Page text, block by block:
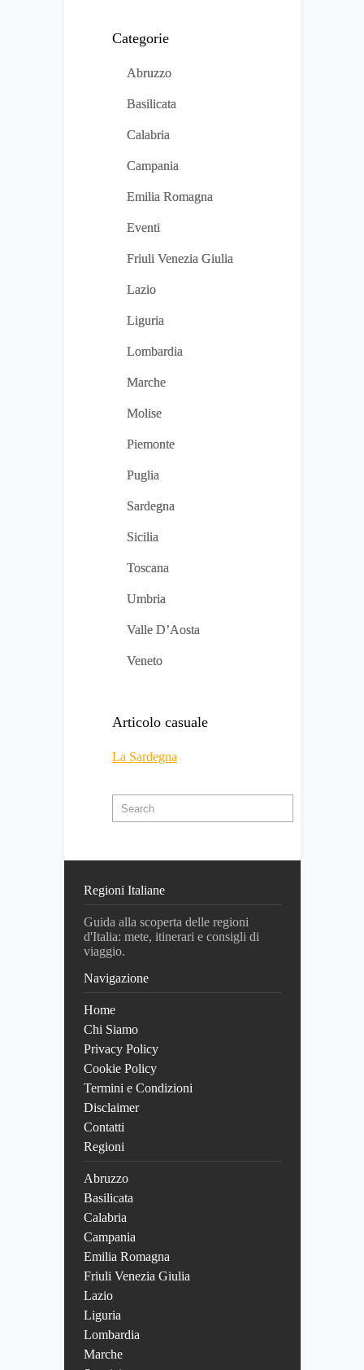
Categorie
Abruzzo
Basilicata
Calabria
Campania
Emilia Romagna
Eventi
Friuli Venezia Giulia
Lazio
Liguria
Lombardia
Marche
Molise
Piemonte
Puglia
Sardegna
Sicilia
Toscana
Umbria
Valle D’Aosta
Veneto
Articolo casuale
La Sardegna
Regioni Italiane
Guida alla scoperta delle regioni
d'Italia: mete, itinerari e consigli di
viaggio.
Navigazione
Home
Chi Siamo
Privacy Policy
Cookie Policy
Termini e Condizioni
Disclaimer
Contatti
Regioni
Abruzzo
Basilicata
Calabria
Campania
Emilia Romagna
Friuli Venezia Giulia
Lazio
Liguria
Lombardia
Marche